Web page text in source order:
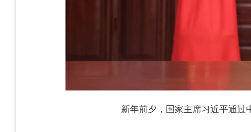
新年前夕，国家主席习近平通过